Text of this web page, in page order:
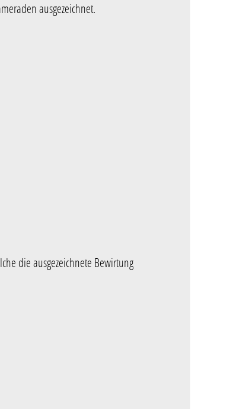
ausgezeichnet.
die ausgezeichnete Bewirtung